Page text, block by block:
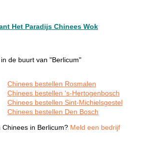
Het Paradijs Chinees Wok
de buurt van "Berlicum"
Chinees bestellen Rosmalen
Chinees bestellen 's-Hertogenbosch
Chinees bestellen Sint-Michielsgestel
Chinees bestellen Den Bosch
Chinees in Berlicum? Meld een bedrijf